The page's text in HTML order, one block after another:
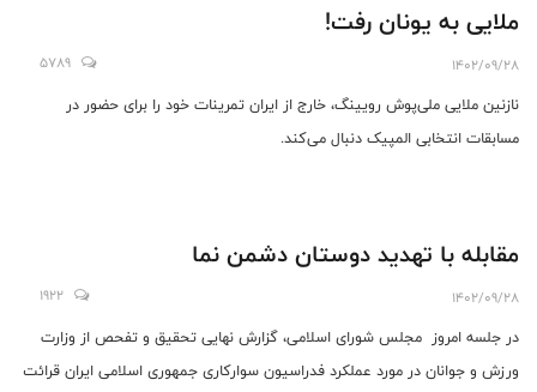
ملایی به یونان رفت!
1402/09/28
5789
نازنین ملایی ملی‌پوش رویینگ، خارج از ایران تمرینات خود را برای حضور در
مسابقات انتخابی المپیک دنبال می‌کند.
مقابله با تهدید دوستان دشمن نما
1402/09/28
1922
در جلسه امروز مجلس شورای اسلامی، گزارش نهایی تحقیق و تفحص از وزارت
ورزش و جوانان در مورد عملکرد فدراسیون سوارکاری جمهوری اسلامی ایران قرائت